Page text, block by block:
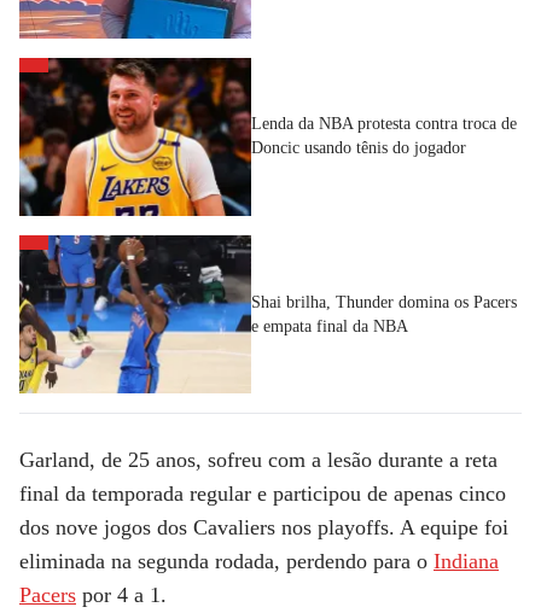
Lenda da NBA protesta contra troca de
Doncic usando tênis do jogador
Shai brilha, Thunder domina os Pacers
e empata final da NBA
Garland, de 25 anos, sofreu com a lesão durante a reta
final da temporada regular e participou de apenas cinco
dos nove jogos dos Cavaliers nos playoffs. A equipe foi
eliminada na segunda rodada, perdendo para o Indiana
Pacers por 4 a 1.